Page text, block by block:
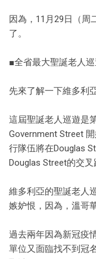
因為，11月29日（周
了。
■全省最大聖誕老人
先來了解一下維多利
這屆聖誕老人巡遊是
Government Street
行隊伍將在Douglas
Douglas Street的交叉
維多利亞的聖誕老人
嫉妒恨，因為，溫哥
過去兩年因為新冠疫
單位又面臨找不到冠